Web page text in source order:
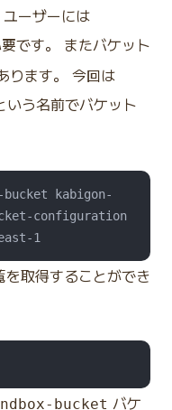
ーザーには
です。 またバケット
ります。 今回は
いう名前でバケット
kabigon-
configuration
取得することができ
bucket バケ